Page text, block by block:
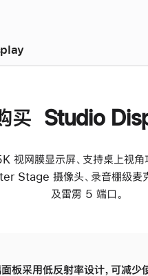
买 Studio
视网膜显示屏、支持桌上视
Stage 摄像头、录音棚级麦
及雷雳 5 端口。
板采用低反射率设计，可减少